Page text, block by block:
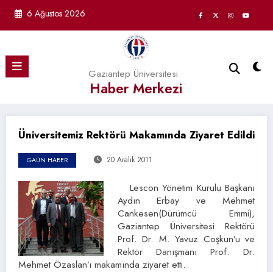
6 Ağustos 2026
Gaziantep Üniversitesi
Haber Merkezi
Üniversitemiz Rektörü Makamında Ziyaret Edildi
GAÜN HABER 20 Aralık 2011
Lescon Yönetim Kurulu Başkanı
Aydın Erbay ve Mehmet
Cankesen(Dürümcü Emmi),
Gaziantep Üniversitesi Rektörü
Prof. Dr. M. Yavuz Coşkun’u ve
Rektör Danışmanı Prof. Dr.
Mehmet Özaslan’ı makamında ziyaret etti.